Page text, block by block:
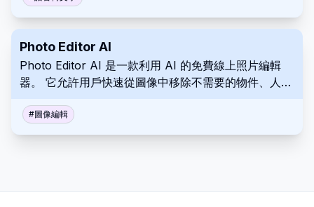
Photo Editor AI
Photo Editor AI 是一款利用 AI 的免費線上照片編輯
器。 它允許用戶快速從圖像中移除不需要的物件、人物
#圖像編輯